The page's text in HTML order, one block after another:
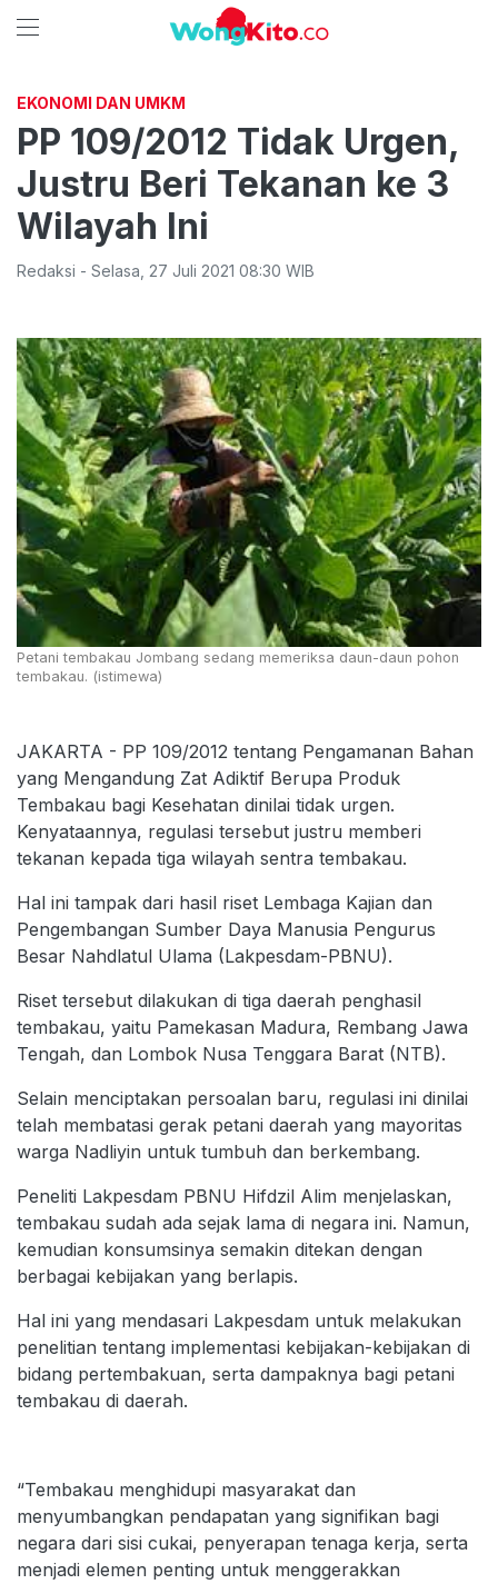
EKONOMI DAN UMKM
PP 109/2012 Tidak Urgen,
Justru Beri Tekanan ke 3
Wilayah Ini
Redaksi - Selasa 27 Juli 2021 08:30 WIB
Petani tembakau Jombang sedang memeriksa daun-daun pohon
tembakau. (istimewa)
JAKARTA - PP 109/2012 tentang Pengamanan Bahan
yang Mengandung Zat Adiktif Berupa Produk
Tembakau bagi Kesehatan dinilai tidak urgen.
Kenyataannya, regulasi tersebut justru memberi
tekanan kepada tiga wilayah sentra tembakau.
Hal ini tampak dari hasil riset Lembaga Kajian dan
Pengembangan Sumber Daya Manusia Pengurus
Besar Nahdlatul Ulama (Lakpesdam-PBNU).
Riset tersebut dilakukan di tiga daerah penghasil
tembakau, yaitu Pamekasan Madura, Rembang Jawa
Tengah, dan Lombok Nusa Tenggara Barat (NTB).
Selain menciptakan persoalan baru, regulasi ini dinilai
telah membatasi gerak petani daerah yang mayoritas
warga Nadliyin untuk tumbuh dan berkembang.
Peneliti Lakpesdam PBNU Hifdzil Alim menjelaskan,
tembakau sudah ada sejak lama di negara ini. Namun,
kemudian konsumsinya semakin ditekan dengan
berbagai kebijakan yang berlapis.
Hal ini yang mendasari Lakpesdam untuk melakukan
penelitian tentang implementasi kebijakan-kebijakan di
bidang pertembakuan, serta dampaknya bagi petani
tembakau di daerah.
“Tembakau menghidupi masyarakat dan
menyumbangkan pendapatan yang signifikan bagi
negara dari sisi cukai, penyerapan tenaga kerja, serta
menjadi elemen penting untuk menggerakkan